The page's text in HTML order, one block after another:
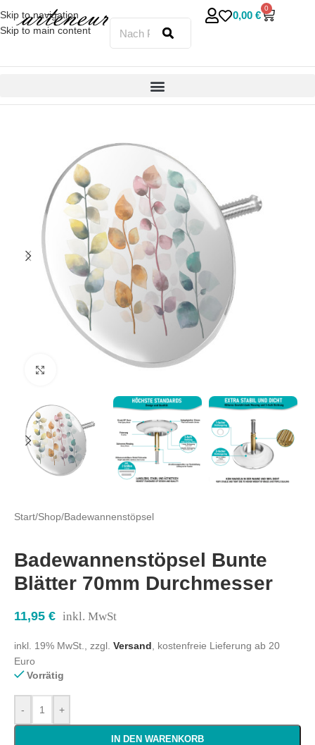
Skip to navigation
Skip to main content
0,00 €
0
Start/Shop/Badewannenstöpsel
Badewannenstöpsel Bunte
Blätter 70mm Durchmesser
11,95 € inkl. MwSt
inkl. 19% MwSt., zzgl. Versand , kostenfreie Lieferung ab 20
Euro
Vorrätig
- +
IN DEN WARENKORB